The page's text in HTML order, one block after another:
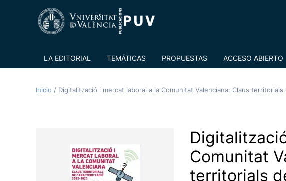
LA EDITORIAL TEMÁTICAS PROPUESTAS ACCESO ABIERTO
Inicio / Digitalització i mercat laboral a la Comunitat Valenciana: Claus
Comunitat
territorials